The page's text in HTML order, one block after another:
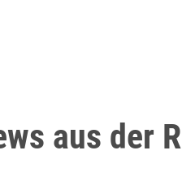
aus der